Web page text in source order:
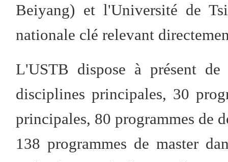
Beiyang) et l'Université de
nationale clé relevant
L'USTB dispose à présent
disciplines principales, 30
principales, 80 programmes de
138 programmes de master